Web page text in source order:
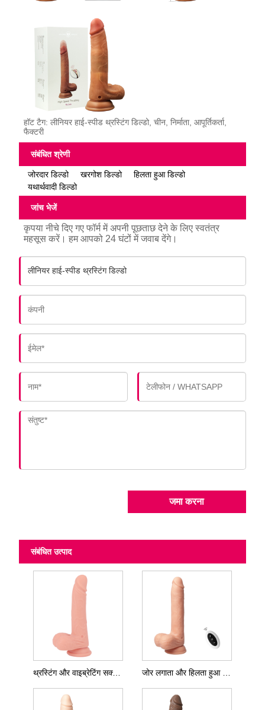
हॉट टैग: लीनियर हाई-स्पीड थ्रस्टिंग डिल्डो, चीन, निर्माता, आपूर्तिकर्ता,
फैक्टरी
संबंधित श्रेणी
जोरदार डिल्डो खरगोश डिल्डो
हिलता हुआ डिल्डो
यथार्थवादी डिल्डो
जांच भेजें
कृपया नीचे दिए गए फॉर्म में अपनी पूछताछ देने के लिए स्वतंत्र
महसूस करें। हम आपको 24 घंटों में जवाब देंगे।
जमा करना
संबंधित उत्पाद
थ्रस्टिंग और वाइब्रेटिंग सक्शन कप डिल्डो